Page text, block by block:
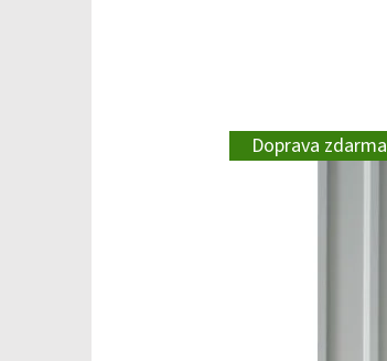
Doprava zdarma